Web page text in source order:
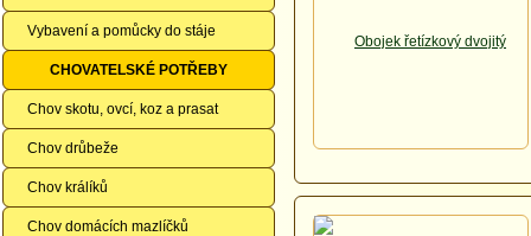
Vybavení a pomůcky do stáje
CHOVATELSKÉ POTŘEBY
Chov skotu, ovcí, koz a prasat
Chov drůbeže
Chov králíků
Chov domácích mazlíčků